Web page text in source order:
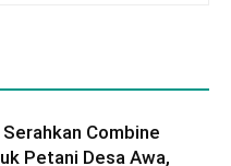
Combine
Petani Desa Awa,